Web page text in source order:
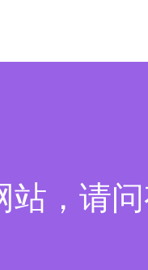
站，请